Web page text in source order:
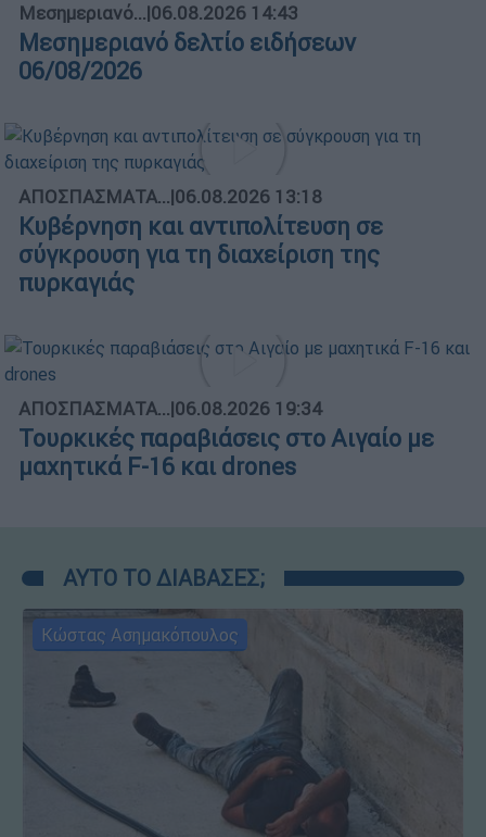
Μεσημεριανό...|06.08.2026 14:43
Μεσημεριανό δελτίο ειδήσεων
06/08/2026
ΑΠΟΣΠΑΣΜΑΤΑ...|06.08.2026 13:18
Κυβέρνηση και αντιπολίτευση σε
σύγκρουση για τη διαχείριση της
πυρκαγιάς
ΑΠΟΣΠΑΣΜΑΤΑ...|06.08.2026 19:34
Τουρκικές παραβιάσεις στο Αιγαίο με
μαχητικά F-16 και drones
ΑΥΤΟ ΤΟ ΔΙΑΒΑΣΕΣ;
Κώστας Ασημακόπουλος